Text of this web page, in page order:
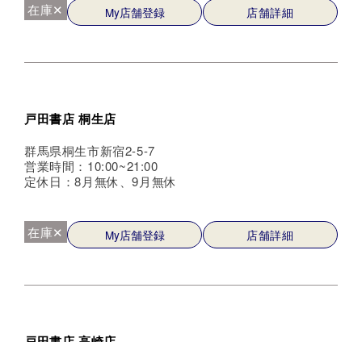
在庫✕ My店舗登録 店舗詳細
戸田書店 桐生店
群馬県桐生市新宿2-5-7
営業時間：10:00~21:00
定休日：8月無休、9月無休
在庫✕ My店舗登録 店舗詳細